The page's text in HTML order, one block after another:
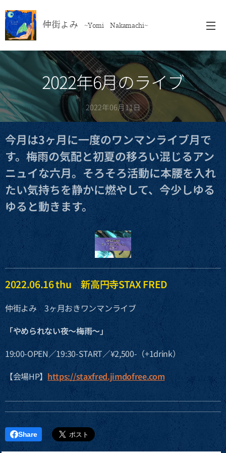
仲街よみ ~Yomi Nakamachi~
2022年6月のライブ
2022年06月11日
今月は3ヶ月に一度のワンマンライブ月で
す。梅雨の気配と初夏の移ろい混じるアン
ニュイな六月。そろそろ活動に本腰を入れ
たい気持ちを静かに燃やして、今少しゆる
ゆると動きます。
2022.06.16 thu 新高円寺STAX FRED
仲街よみ 3ヶ月おきワンマンライブ
「やめられない夜〜梅雨〜」
19:00-OPEN／19:30-START／¥2,500-（+1drink）
【会場HP】 https://staxfred.jimdofree.com
Share